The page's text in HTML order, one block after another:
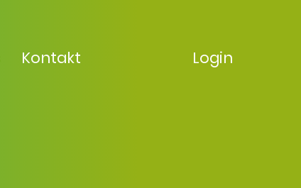
Kontakt Login